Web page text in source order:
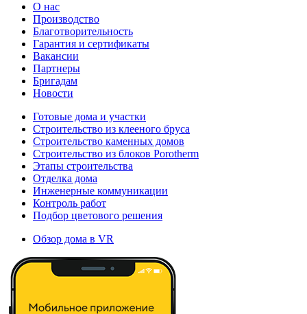
О нас
Производство
Благотворительность
Гарантия и сертификаты
Вакансии
Партнеры
Бригадам
Новости
Готовые дома и участки
Строительство из клееного бруса
Строительство каменных домов
Строительство из блоков Porotherm
Этапы строительства
Отделка дома
Инженерные коммуникации
Контроль работ
Подбор цветового решения
Обзор дома в VR